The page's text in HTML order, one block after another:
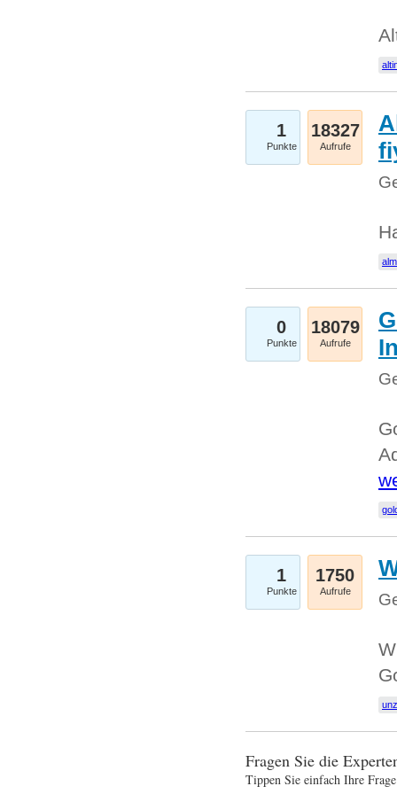
1
Punkte
18327
Aufrufe
0
Punkte
18079
Aufrufe
1
Punkte
1750
Aufrufe
Fragen Sie die
Tippen Sie einfach Ihre